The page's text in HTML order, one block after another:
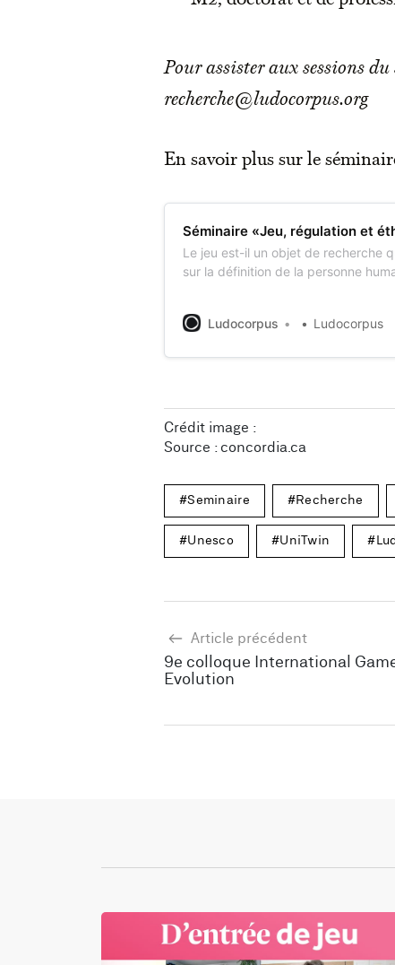
Pour assister aux sessions
recherche@ludocorpus.org
En savoir plus sur le
Séminaire «Jeu, régulation et
Le jeu est-il un objet de recherche
sur la définition de la personne
champs de recherche déjà explorés
Ludocorpus Ludocorpus
Crédit image :
Source : concordia.ca
Seminaire Recherche
Unesco UniTwin
Article précédent
9e colloque International
Evolution